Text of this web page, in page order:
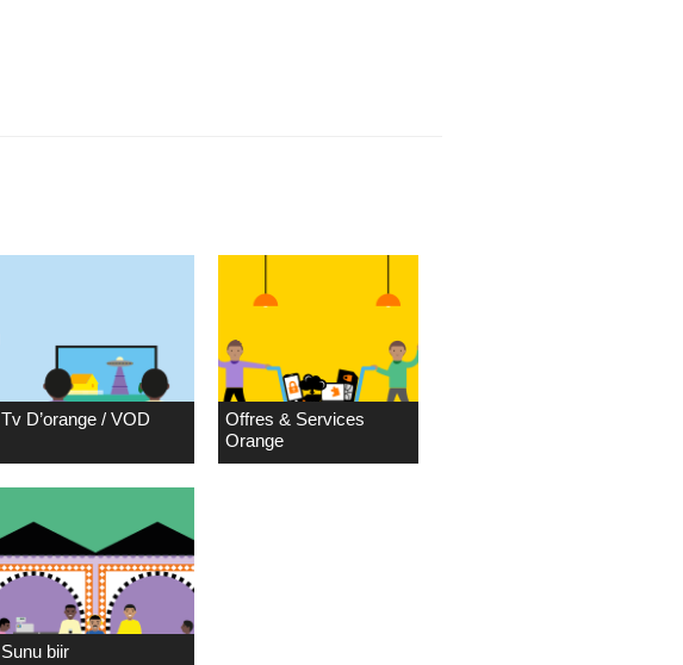
Tv D’orange / VOD
Offres & Services
Orange
Sunu biir